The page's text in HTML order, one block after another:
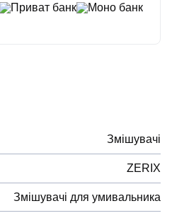
Приват банк
Моно банк
Змішувачі
ZERIX
Змішувачі для умивальника